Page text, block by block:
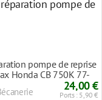
pompe de reprise
Honda CB 750K 77-
24,00 €
Ports : 5,90 €